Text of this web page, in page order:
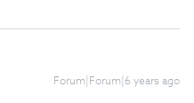
Forum|Forum|6 years ago